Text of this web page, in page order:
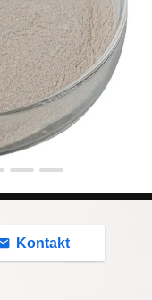
Kontakt